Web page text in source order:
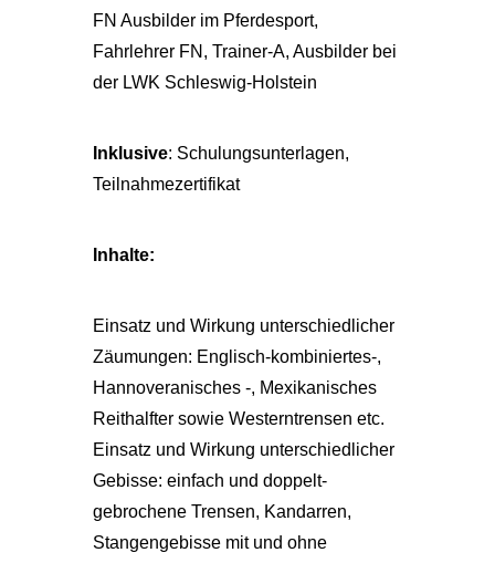
FN Ausbilder im Pferdesport,
Fahrlehrer FN, Trainer-A, Ausbilder bei
der LWK Schleswig-Holstein
Inklusive: Schulungsunterlagen,
Teilnahmezertifikat
Inhalte:
Einsatz und Wirkung unterschiedlicher
Zäumungen: Englisch-kombiniertes-,
Hannoveranisches -, Mexikanisches
Reithalfter sowie Westerntrensen etc.
Einsatz und Wirkung unterschiedlicher
Gebisse: einfach und doppelt-
gebrochene Trensen, Kandarren,
Stangengebisse mit und ohne